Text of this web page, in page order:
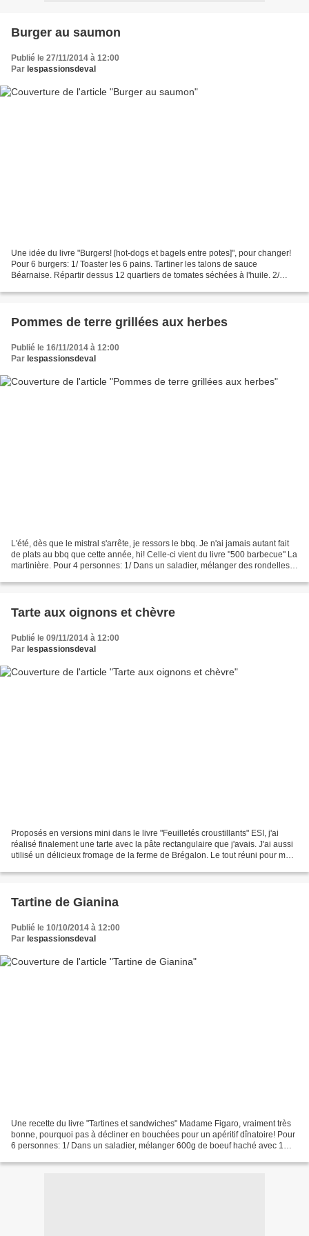
Burger au saumon
Publié le 27/11/2014 à 12:00
Par lespassionsdeval
Une idée du livre "Burgers! [hot-dogs et bagels entre potes]", pour changer!
Pour 6 burgers: 1/ Toaster les 6 pains. Tartiner les talons de sauce
Béarnaise. Répartir dessus 12 quartiers de tomates séchées à l'huile. 2/
Pommes de terre grillées aux herbes
Publié le 16/11/2014 à 12:00
Par lespassionsdeval
L'été, dès que le mistral s'arrête, je ressors le bbq. Je n'ai jamais autant fait
de plats au bbq que cette année, hi! Celle-ci vient du livre "500 barbecue" La
martinière. Pour 4 personnes: 1/ Dans un saladier, mélanger des rondelles
Tarte aux oignons et chèvre
Publié le 09/11/2014 à 12:00
Par lespassionsdeval
Proposés en versions mini dans le livre "Feuilletés croustillants" ESI, j'ai
réalisé finalement une tarte avec la pâte rectangulaire que j'avais. J'ai aussi
utilisé un délicieux fromage de la ferme de Brégalon. Le tout réuni pour mon
Tartine de Gianina
Publié le 10/10/2014 à 12:00
Par lespassionsdeval
Une recette du livre "Tartines et sandwiches" Madame Figaro, vraiment très
bonne, pourquoi pas à décliner en bouchées pour un apéritif dînatoire! Pour
6 personnes: 1/ Dans un saladier, mélanger 600g de boeuf haché avec 1